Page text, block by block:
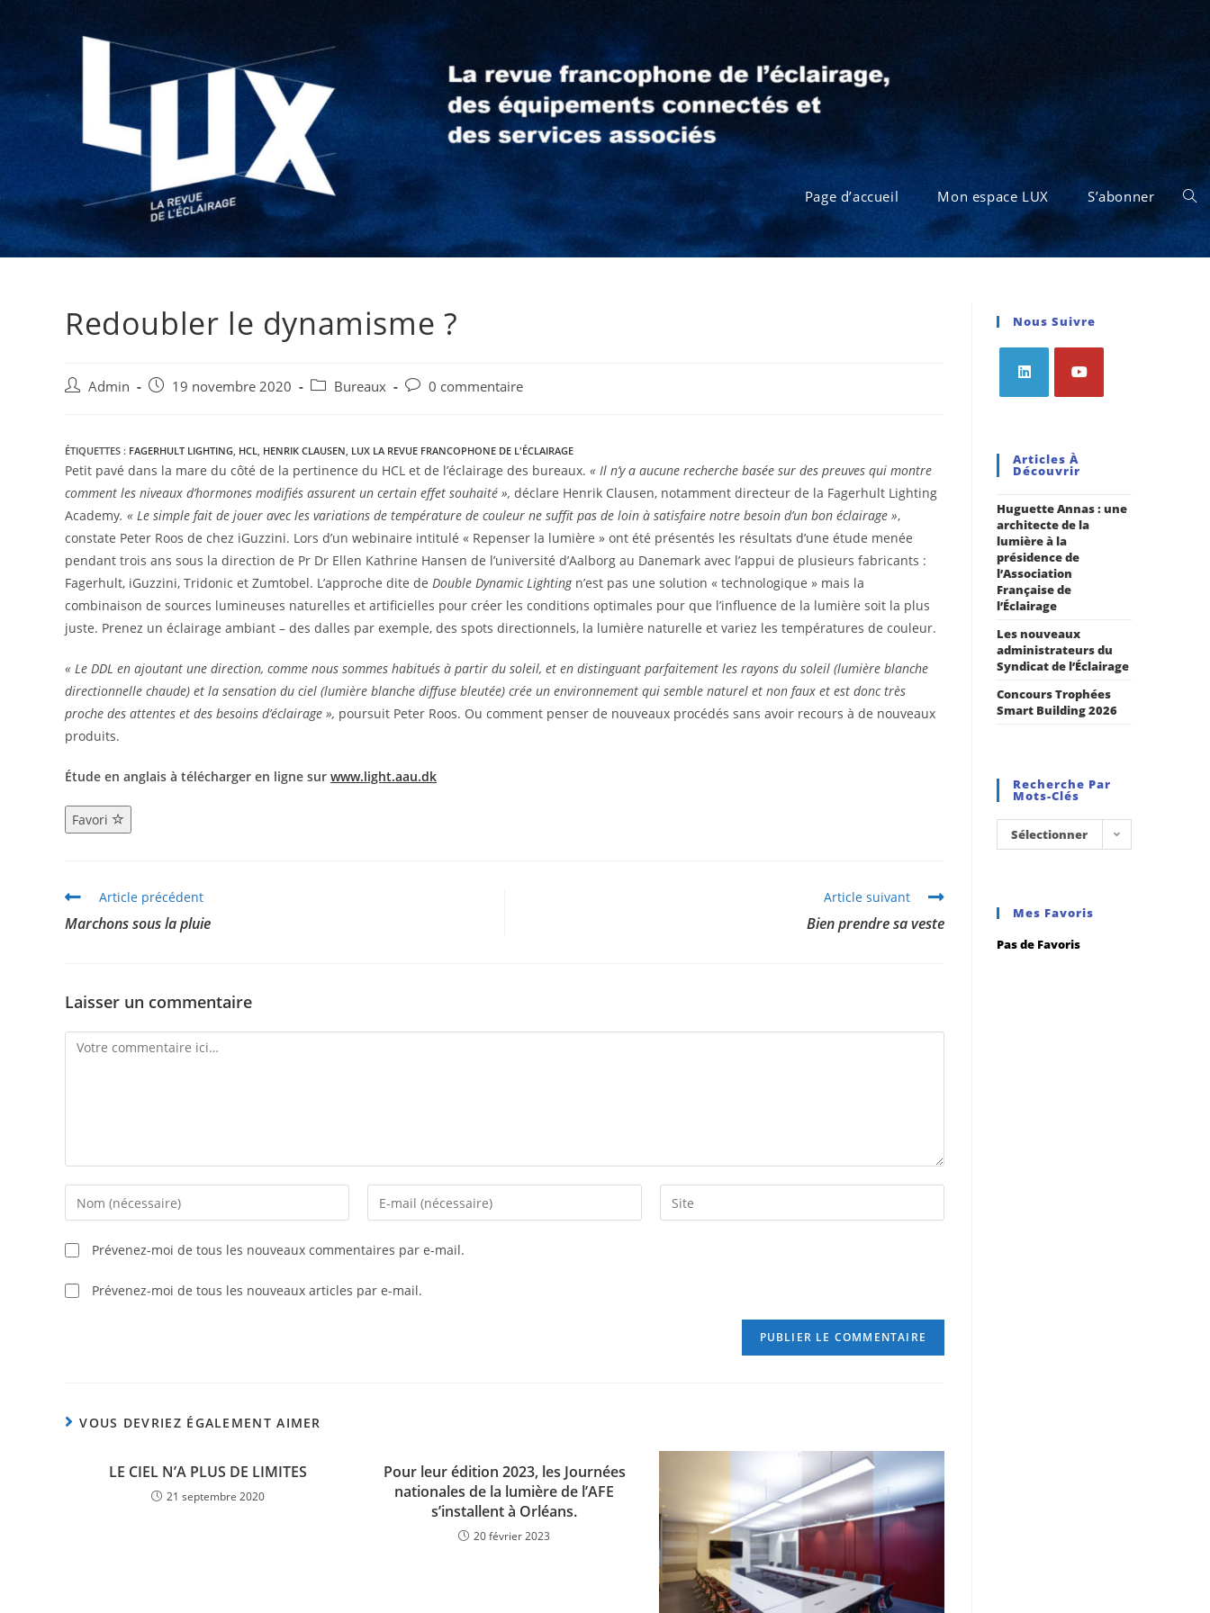
Page d’accueil Mon espace LUX S’abonner
Redoubler le dynamisme ?
Admin 19 novembre 2020 Bureaux 0 commentaire
ÉTIQUETTES : FAGERHULT LIGHTING, HCL, HENRIK CLAUSEN, LUX LA REVUE FRANCOPHONE DE L'ÉCLAIRAGE
Petit pavé dans la mare du côté de la pertinence du HCL et de l’éclairage des bureaux. « Il n’y a aucune recherche basée sur des preuves qui montre
comment les niveaux d’hormones modifiés assurent un certain effet souhaité », déclare Henrik Clausen, notamment directeur de la Fagerhult Lighting
Academy. « Le simple fait de jouer avec les variations de température de couleur ne suffit pas de loin à satisfaire notre besoin d’un bon éclairage »,
constate Peter Roos de chez iGuzzini. Lors d’un webinaire intitulé « Repenser la lumière » ont été présentés les résultats d’une étude menée
pendant trois ans sous la direction de Pr Dr Ellen Kathrine Hansen de l’université d’Aalborg au Danemark avec l’appui de plusieurs fabricants :
Fagerhult, iGuzzini, Tridonic et Zumtobel. L’approche dite de Double Dynamic Lighting n’est pas une solution « technologique » mais la
combinaison de sources lumineuses naturelles et artificielles pour créer les conditions optimales pour que l’influence de la lumière soit la plus
juste. Prenez un éclairage ambiant – des dalles par exemple, des spots directionnels, la lumière naturelle et variez les températures de couleur.
« Le DDL en ajoutant une direction, comme nous sommes habitués à partir du soleil, et en distinguant parfaitement les rayons du soleil (lumière blanche
directionnelle chaude) et la sensation du ciel (lumière blanche diffuse bleutée) crée un environnement qui semble naturel et non faux et est donc très
proche des attentes et des besoins d’éclairage », poursuit Peter Roos. Ou comment penser de nouveaux procédés sans avoir recours à de nouveaux
produits.
Étude en anglais à télécharger en ligne sur www.light.aau.dk
Favori
Article précédent
Marchons sous la pluie
Article suivant
Bien prendre sa veste
Laisser un commentaire
Prévenez-moi de tous les nouveaux commentaires par e-mail.
Prévenez-moi de tous les nouveaux articles par e-mail.
VOUS DEVRIEZ ÉGALEMENT AIMER
LE CIEL N’A PLUS DE LIMITES
21 septembre 2020
Pour leur édition 2023, les Journées
nationales de la lumière de l’AFE
s’installent à Orléans.
20 février 2023
Nous Suivre
Articles À
Découvrir
Huguette Annas : une
architecte de la
lumière à la
présidence de
l’Association
Française de
l’Éclairage
Les nouveaux
administrateurs du
Syndicat de l’Éclairage
Concours Trophées
Smart Building 2026
Recherche Par
Mots-Clés
Sélectionner
Mes Favoris
Pas de Favoris